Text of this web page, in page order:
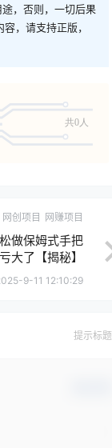
，否则，一切后果
，请支持正版，
共0人
网创项目 网赚项目
做保姆式手把
大了【揭秘】
9-11 12:10:29
提示标题